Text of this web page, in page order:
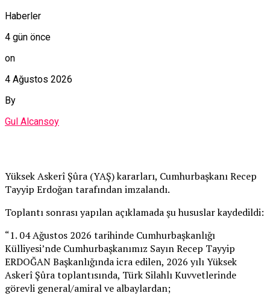
Haberler
4 gün önce
on
4 Ağustos 2026
By
Gul Alcansoy
Yüksek Askerî Şûra (YAŞ) kararları, Cumhurbaşkanı Recep
Tayyip Erdoğan tarafından imzalandı.
Toplantı sonrası yapılan açıklamada şu hususlar kaydedildi:
“1. 04 Ağustos 2026 tarihinde Cumhurbaşkanlığı
Külliyesi’nde Cumhurbaşkanımız Sayın Recep Tayyip
ERDOĞAN Başkanlığında icra edilen, 2026 yılı Yüksek
Askerî Şûra toplantısında, Türk Silahlı Kuvvetlerinde
görevli general/amiral ve albaylardan;